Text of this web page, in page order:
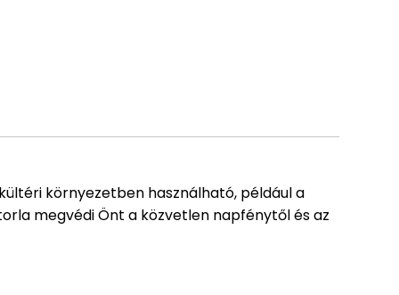
környezetben használható, például a
megvédi Önt a közvetlen napfénytől és az